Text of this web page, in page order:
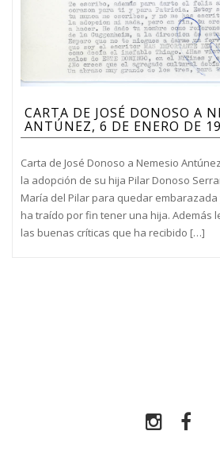
CARTA DE JOSÉ DONOSO A
ANTÚNEZ, 6 DE ENERO DE
Carta de José Donoso a Nemesio
la adopción de su hija Pilar Donoso
María del Pilar para quedar
ha traído por fin tener una hija. Además
las buenas críticas que ha recibido […]